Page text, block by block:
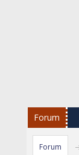
Forum
Forum